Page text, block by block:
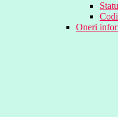
Oneri